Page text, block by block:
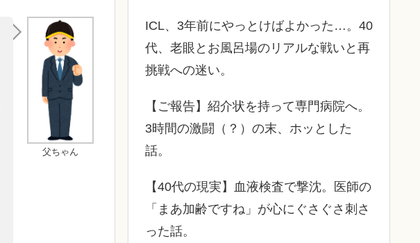
父ちゃん
ICL、3年前にやっとけばよかった…。40
代、老眼とお風呂場のリアルな戦いと再
挑戦への迷い。
​【ご報告】紹介状を持って専門病院へ。
3時間の激闘（？）の末、ホッとした
話。
【40代の現実】血液検査で撃沈。医師の
「まあ加齢ですね」が心にぐさぐさ刺さ
った話。